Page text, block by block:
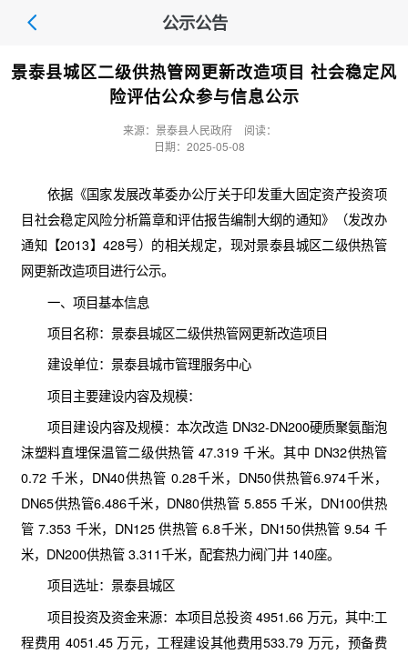
公示公告
景泰县城区二级供热管网更新改造项目 社会稳定风
险评估公众参与信息公示
来源：景泰县人民政府
阅读：
日期：2025-05-08
依据《国家发展改革委办公厅关于印发重大固定资产投资项
目社会稳定风险分析篇章和评估报告编制大纲的通知》（发改办
通知【2013】428号）的相关规定，现对景泰县城区二级供热管
网更新改造项目进行公示。
一、项目基本信息
项目名称：景泰县城区二级供热管网更新改造项目
建设单位：景泰县城市管理服务中心
项目主要建设内容及规模：
项目建设内容及规模：本次改造 DN32-DN200硬质聚氨酯泡
沫塑料直埋保温管二级供热管 47.319 千米。其中 DN32供热管
0.72 千米，DN40供热管 0.28千米，DN50供热管6.974千米，
DN65供热管6.486千米，DN80供热管 5.855 千米，DN100供热
管 7.353 千米，DN125 供热管 6.8千米，DN150供热管 9.54 千
米，DN200供热管 3.311千米，配套热力阀门井 140座。
项目选址：景泰县城区
项目投资及资金来源：本项目总投资 4951.66 万元，其中:工
程费用 4051.45 万元，工程建设其他费用533.79 万元，预备费